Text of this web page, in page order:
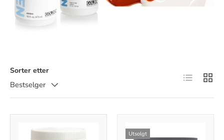
Sorter etter
Bestselger
Utsolgt